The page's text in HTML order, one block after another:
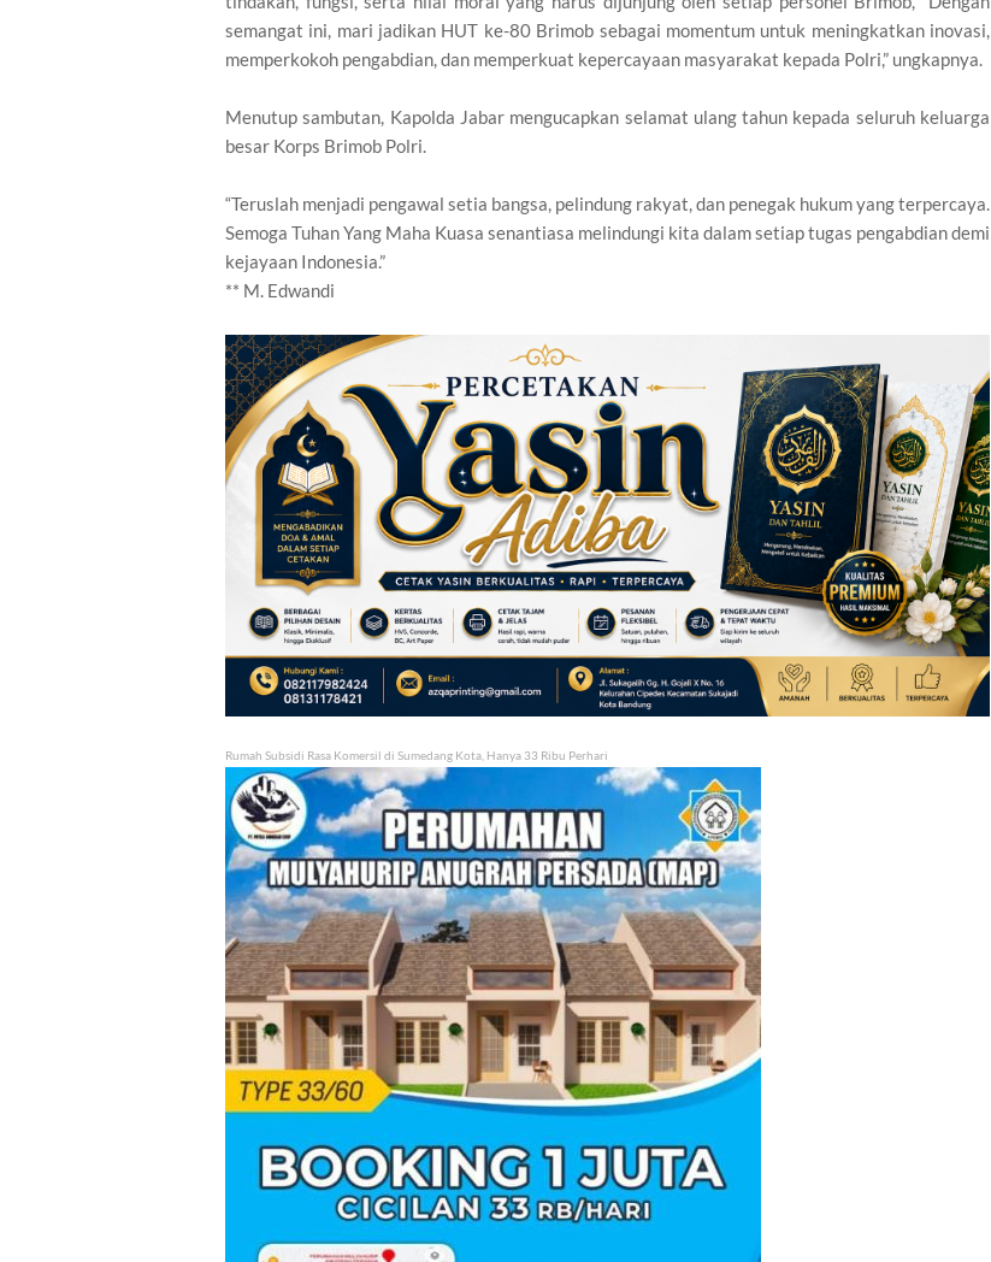
semangat ini, mari jadikan HUT ke-80 Brimob sebagai momentum untuk meningkatkan inovasi,
memperkokoh pengabdian, dan memperkuat kepercayaan masyarakat kepada Polri,” ungkapnya.
Menutup sambutan, Kapolda Jabar mengucapkan selamat ulang tahun kepada seluruh keluarga
besar Korps Brimob Polri.
“Teruslah menjadi pengawal setia bangsa, pelindung rakyat, dan penegak hukum yang terpercaya.
Semoga Tuhan Yang Maha Kuasa senantiasa melindungi kita dalam setiap tugas pengabdian demi
kejayaan Indonesia.”
** M. Edwandi
Rumah Subsidi Rasa Komersil di Sumedang Kota, Hanya 33 Ribu Perhari